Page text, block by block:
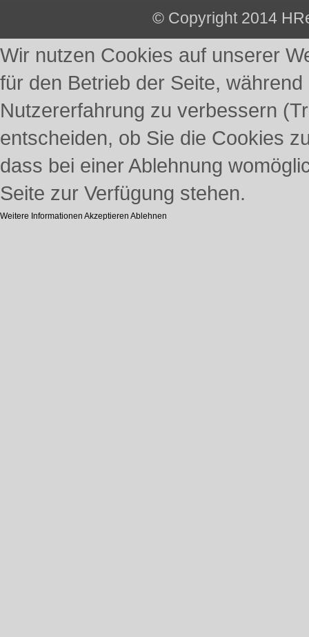
© Copyright 2014
Wir nutzen Cookies auf unserer
für den Betrieb der Seite,
Nutzererfahrung zu verbessern
entscheiden, ob Sie die Cookies
dass bei einer Ablehnung
Seite zur Verfügung stehen.
Weitere Informationen Akzeptieren Ablehnen